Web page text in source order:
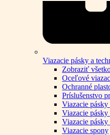
Viazacie pásky a
Zobraziť
Oceľové
Ochranné
Príslušenstvo
Viazacie pásky
Viazacie
Viazacie pásky
Viazacie spony